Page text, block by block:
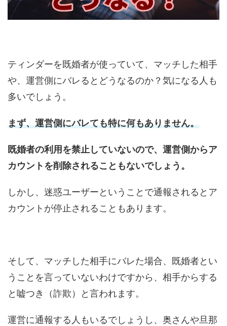
ティンダーを既婚者が使っていて、マッチした相手
や、運営側にバレるとどうなるのか？気になる人も
多いでしょう。
まず、運営側にバレても特に何もありません。
既婚者の利用を禁止していないので、運営側からア
カウントを削除されることもないでしょう。
しかし、迷惑ユーザーということで通報されるとア
カウントが停止されることもあります。
そして、マッチした相手にバレた場合、既婚者とい
うことを言っていないわけですから、相手からする
と嘘つき（詐欺）と言われます。
運営に通報する人もいるでしょうし、奥さんや旦那